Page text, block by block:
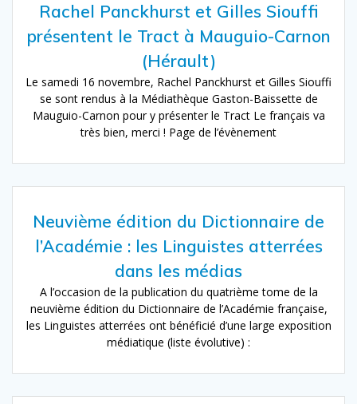
Rachel Panckhurst et Gilles Siouffi
présentent le Tract à Mauguio-Carnon
(Hérault)
Le samedi 16 novembre, Rachel Panckhurst et Gilles Siouffi
se sont rendus à la Médiathèque Gaston-Baissette de
Mauguio-Carnon pour y présenter le Tract Le français va
très bien, merci ! Page de l’évènement
Neuvième édition du Dictionnaire de
l’Académie : les Linguistes atterrées
dans les médias
A l’occasion de la publication du quatrième tome de la
neuvième édition du Dictionnaire de l’Académie française,
les Linguistes atterrées ont bénéficié d’une large exposition
médiatique (liste évolutive) :